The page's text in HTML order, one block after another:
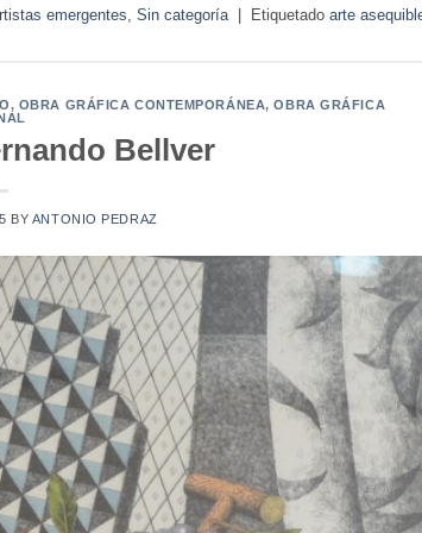
emergentes, Sin categoría Etiquetado arte
, OBRA GRÁFICA CONTEMPORÁNEA,OBRA GRÁFICA
Bellver
BY ANTONIO PEDRAZ